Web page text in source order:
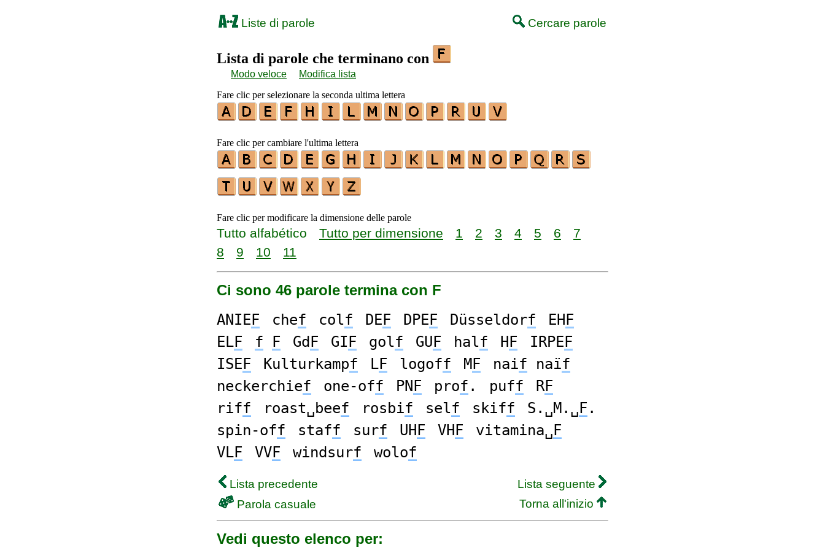
Liste di parole Cercare parole
Lista di parole che terminano con
Modo veloce
Modifica lista
Fare clic per selezionare la seconda ultima lettera
Fare clic per cambiare l'ultima lettera
Fare clic per modificare la dimensione delle parole
Tutto alfabético Tutto per dimensione 1 2 3 4 5 6
7
8
9 10 11
Ci sono 46 parole termina con F
ANIE F chef colf DE F DPE F Düsseldorf EH F
ELF f F Gd F GI F golf GU F half H F IRPE F
ISE F Kulturkampf LF logoff M F naif naïf
neckerchief one-off PN F prof . puff RF
riff roast␣beef rosbif self skiff S.␣M.␣ F .
spin-off staff surf UH F VH F vitamina␣ F
VLF VVF windsurf wolof
Lista precedente
Lista seguente
Parola casuale
Torna all'inizio
Vedi questo elenco per: